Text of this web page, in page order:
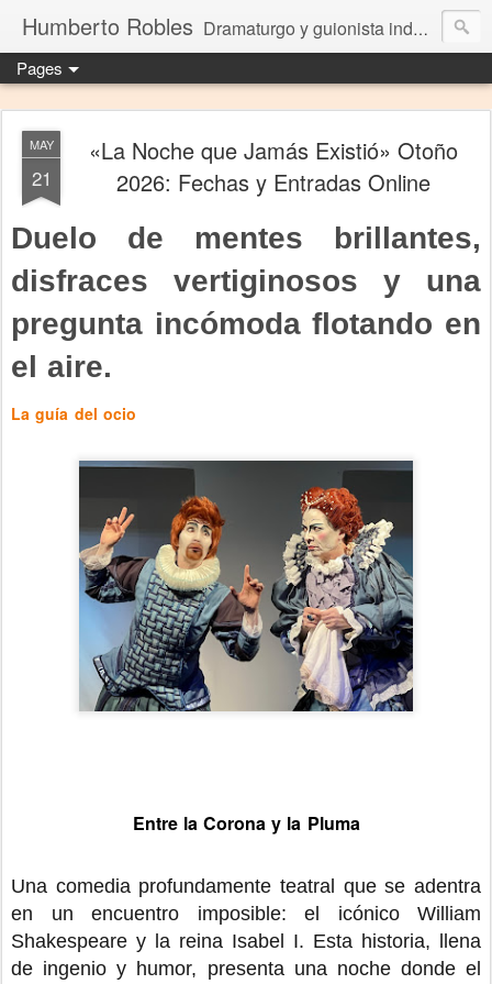
Humberto Robles Dramaturgo y guionista independiente
Pages
MAY
21
«La Noche que Jamás Existió» Otoño
2026: Fechas y Entradas Online
Duelo de mentes brillantes,
disfraces vertiginosos y una
pregunta incómoda flotando en
el aire.
La guía del ocio
Entre la Corona y la Pluma
Una comedia profundamente teatral que se adentra
en un encuentro imposible: el icónico William
Shakespeare y la reina Isabel I. Esta historia, llena
de ingenio y humor, presenta una noche donde el